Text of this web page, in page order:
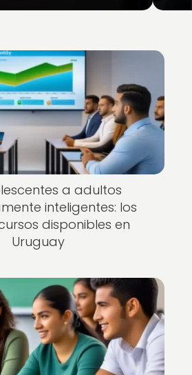
a adultos
inteligentes: los
disponibles en
Uruguay